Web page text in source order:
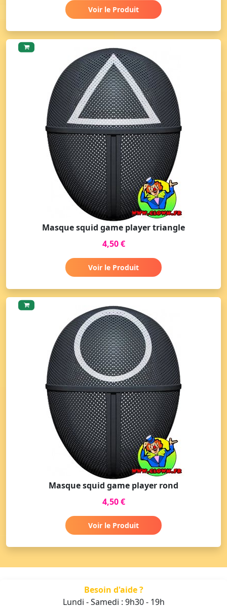
Voir le Produit
Masque squid game player triangle
4,50 €
Voir le Produit
Masque squid game player rond
4,50 €
Voir le Produit
Besoin d'aide ?
Lundi - Samedi : 9h30 - 19h